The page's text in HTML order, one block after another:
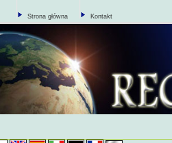
Strona główna Kontakt